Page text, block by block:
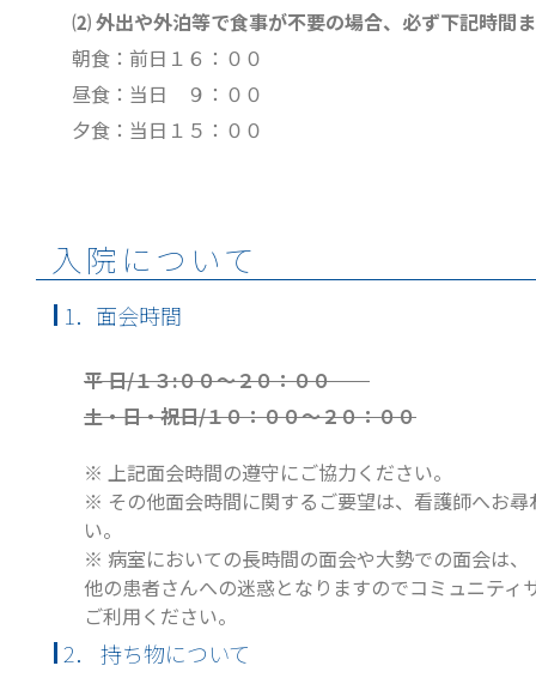
⑵外出や外泊等で食事が不要の場合、必ず下記時間
朝食：前日１６：００
昼食：当日 ９：００
夕食：当日１５：００
入院について
1．面会時間
平 日/１３:００～２０：００
土・日・祝日/１０：００～２０：００
※ 上記面会時間の遵守にご協力ください。
※ その他面会時間に関するご要望は、看護師へお尋
い。
※ 病室においての長時間の面会や大勢での面会は、
他の患者さんへの迷惑となりますのでコミュニティ
ご利用ください。
2． 持ち物について